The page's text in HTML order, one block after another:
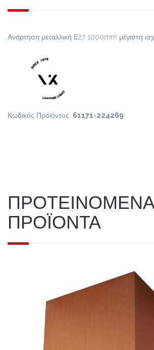
Ανάρτηση μεταλλική Ε27 1000mm μέγιστη
Κωδικός Προϊόντος: 61171-224269
ΠΡΟΪΟΝΤΑ